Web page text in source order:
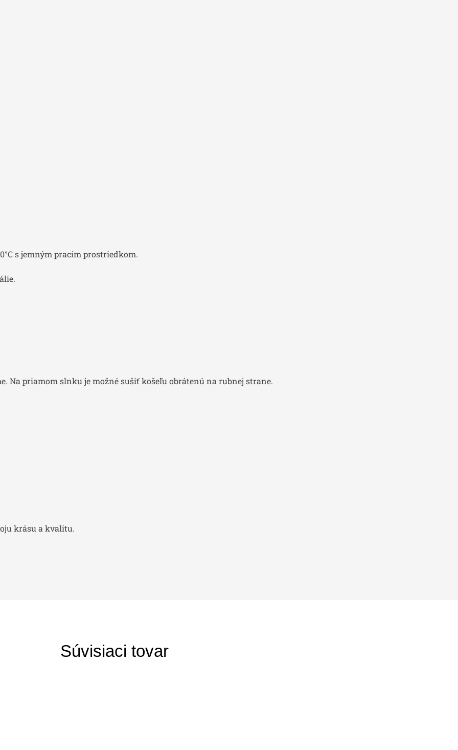
s jemným pracím prostriedkom.
Na priamom slnku je možné sušiť košeľu obrátenú na rubnej strane.
krásu a kvalitu.
Súvisiaci tovar